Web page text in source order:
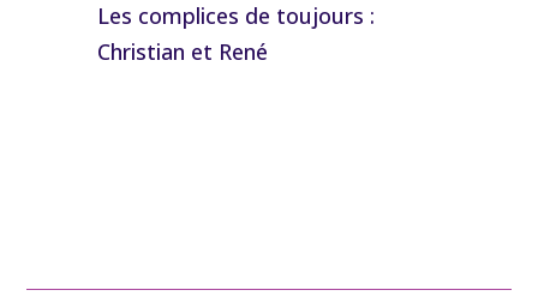
Les complices de toujours :
Christian et René